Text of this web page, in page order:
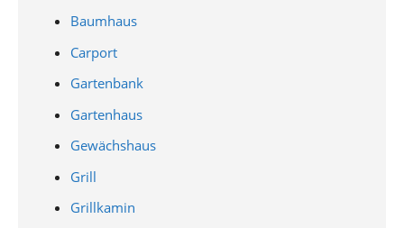
Baumhaus
Carport
Gartenbank
Gartenhaus
Gewächshaus
Grill
Grillkamin